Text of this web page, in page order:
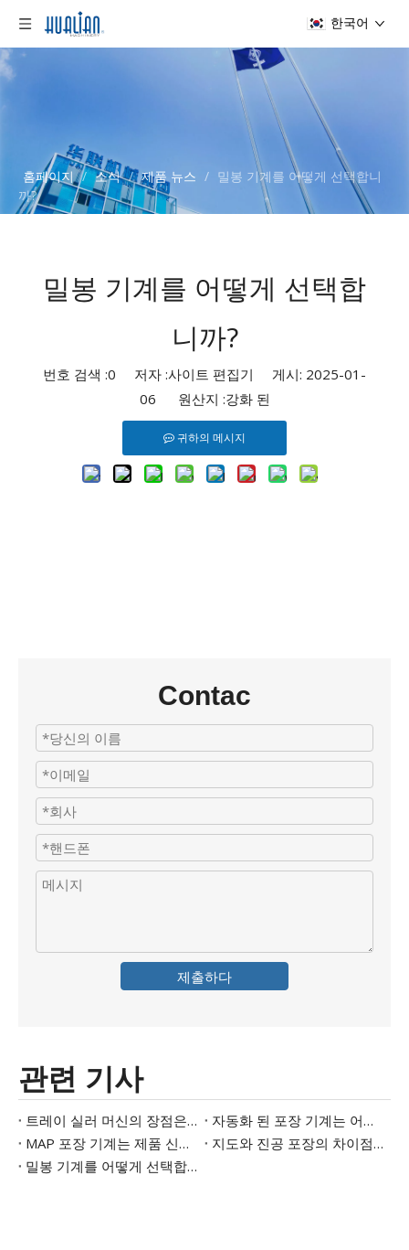
한국어
홈페이지 / 소식 / 제품 뉴스 / 밀봉 기계를 어떻게 선택합니
까?
밀봉 기계를 어떻게 선택합
니까?
번호 검색 :0 저자 :사이트 편집기 게시: 2025-01-
06 원산지 :강화 된
귀하의 메시지
Contac
제출하다
관련 기사
트레이 실러 머신의 장점은 무엇입니까?
자동화 된 포장 기계는 어떻게 작동합니까?
MAP 포장 기계는 제품 신선도를 어떻게 개선합니까?
지도와 진공 포장의 차이점은 무엇입니까?
밀봉 기계를 어떻게 선택합니까?